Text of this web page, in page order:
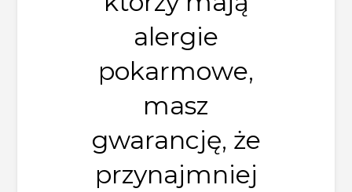
alergie
pokarmowe,
masz
gwarancję, że
przynajmniej